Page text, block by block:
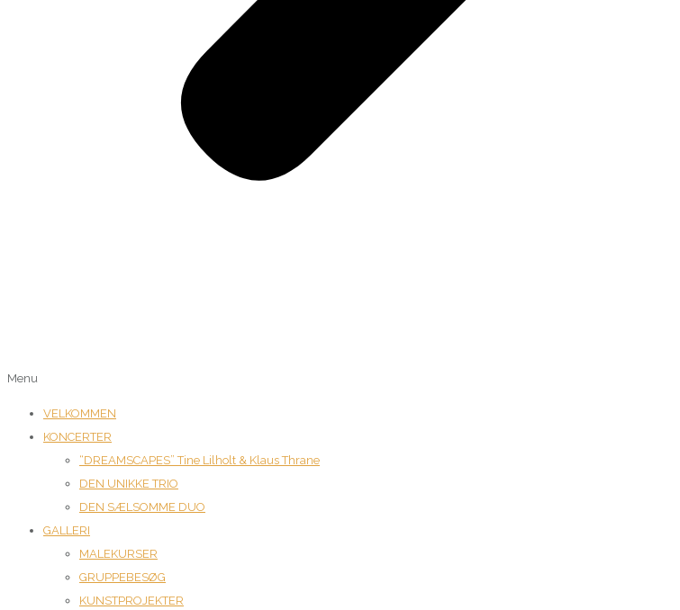
Menu
VELKOMMEN
KONCERTER
“DREAMSCAPES” Tine Lilholt & Klaus Thrane
DEN UNIKKE TRIO
DEN SÆLSOMME DUO
GALLERI
MALEKURSER
GRUPPEBESØG
KUNSTPROJEKTER